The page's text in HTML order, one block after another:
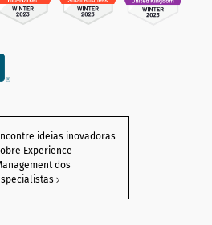
ideias inovadoras
Experience
dos